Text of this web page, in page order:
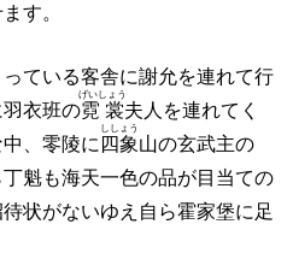
す。
ている客舎に謝允を連れて行
羽衣班の霓裳
げいしょう
夫人を連れてく
、零陵に 四象
ししょう
山の玄武主の
魁も海天一色の品が目当ての
状がないゆえ自ら霍家堡に足